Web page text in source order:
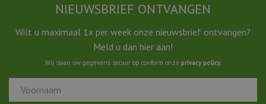
NIEUWSBRIEF ONTVANGEN
Wilt u maximaal 1x per week onze nieuwsbrief ontvangen?
Meld u dan hier aan!
Wij slaan uw gegevens secuur op conform onze privacy policy.